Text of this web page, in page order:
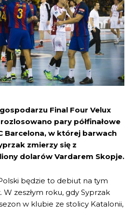
Final Four Velux
pary półfinałowe
Barcelona, w której barwach
zmierzy się z
dolarów Vardarem Skopje.
będzie to debiut na tym
zeszłym roku, gdy Syprzak
w klubie ze stolicy Katalonii,